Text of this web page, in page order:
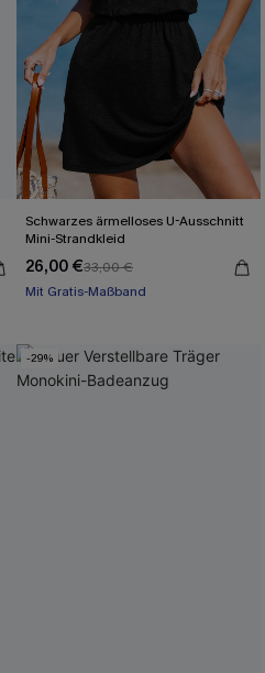
Schwarzes ärmelloses U-Ausschnitt
Mini-Strandkleid
26,00 €33,00 €
Mit Gratis-Maßband
Gesmokt
-29%